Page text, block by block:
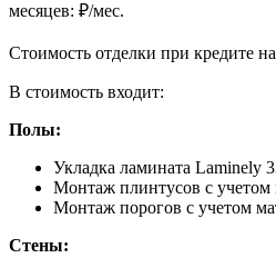
месяцев: ₽/мес.
Cтоимость отделки при кредите
В стоимость входит:
Полы:
Укладка ламината Laminely
Монтаж плинтусов с учетом
Монтаж порогов с учетом
Стены: